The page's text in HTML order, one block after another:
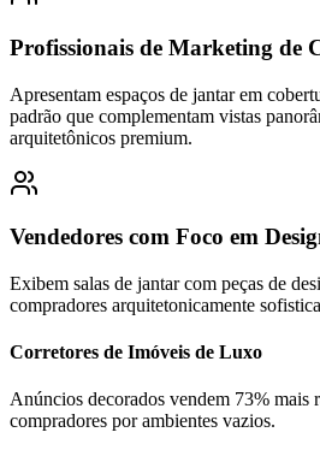
Profissionais de Marketing de
Apresentam espaços de jantar em
padrão que complementam vistas
arquitetônicos premium.
Vendedores com Foco em
Exibem salas de jantar com peças de
compradores arquitetonicamente
Corretores de Imóveis de Luxo
Anúncios decorados vendem 73% mais
compradores por ambientes vazios.